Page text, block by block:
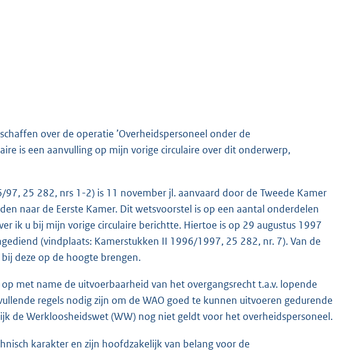
over de operatie ’Overheidspersoneel onder de
is een aanvulling op mijn vorige circulaire over dit onderwerp,
25 282, nrs 1-2) is 11 november jl. aanvaard door de Tweede Kamer
naar de Eerste Kamer. Dit wetsvoorstel is op een aantal onderdelen
ik u bij mijn vorige circulaire berichtte. Hiertoe is op 29 augustus 1997
(vindplaats: Kamerstukken II 1996/1997, 25 282, nr. 7). Van de
deze op de hoogte brengen.
met name de uitvoerbaarheid van het overgangsrecht t.a.v. lopende
regels nodig zijn om de WAO goed te kunnen uitvoeren gedurende
de Werkloosheidswet (WW) nog niet geldt voor het overheidspersoneel.
karakter en zijn hoofdzakelijk van belang voor de